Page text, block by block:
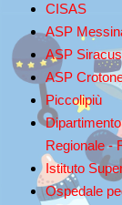
CISAS
ASP
ASP
ASP
Piccolipiù
Regionale -
Istituto
Ospedale